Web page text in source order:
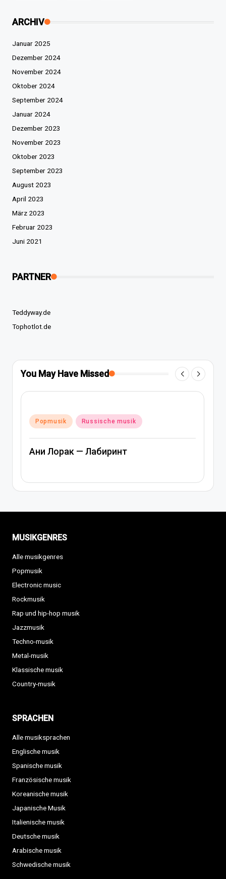
ARCHIV
Januar 2025
Dezember 2024
November 2024
Oktober 2024
September 2024
Januar 2024
Dezember 2023
November 2023
Oktober 2023
September 2023
August 2023
April 2023
März 2023
Februar 2023
Juni 2021
PARTNER
Teddyway.de
Tophotlot.de
You May Have Missed
musik
in
MUSIKGENRES
Alle musikgenres
Popmusik
Electronic music
Rockmusik
Rap und hip-hop musik
Jazzmusik
Techno-musik
Metal-musik
Klassische musik
Country-musik
SPRACHEN
Alle musiksprachen
Englische musik
Spanische musik
Französische musik
Koreanische musik
Japanische Musik
Italienische musik
Deutsche musik
Arabische musik
Schwedische musik